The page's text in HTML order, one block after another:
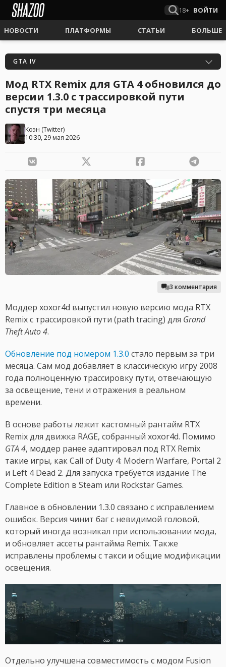
18+ ВОЙТИ
НОВОСТИ ПЛАТФОРМЫ СТАТЬИ БОЛЬШЕ
GTA IV
Мод RTX Remix для GTA 4 обновился до
версии 1.3.0 с трассировкой пути
спустя три месяца
Коэн (Twitter)
10:30, 29 мая 2026
3 комментария
Моддер xoxor4d выпустил новую версию мода RTX
Remix с трассировкой пути (path tracing) для Grand
Theft Auto 4.
Обновление под номером 1.3.0 стало первым за три
месяца. Сам мод добавляет в классическую игру 2008
года полноценную трассировку пути, отвечающую
за освещение, тени и отражения в реальном
времени.
В основе работы лежит кастомный рантайм RTX
Remix для движка RAGE, собранный xoxor4d. Помимо
GTA 4, моддер ранее адаптировал под RTX Remix
такие игры, как Call of Duty 4: Modern Warfare, Portal 2
и Left 4 Dead 2. Для запуска требуется издание The
Complete Edition в Steam или Rockstar Games.
Главное в обновлении 1.3.0 связано с исправлением
ошибок. Версия чинит баг с невидимой головой,
который иногда возникал при использовании мода,
и обновляет ассеты рантайма Remix. Также
исправлены проблемы с такси и общие модификации
освещения.
Отдельно улучшена совместимость с модом Fusion